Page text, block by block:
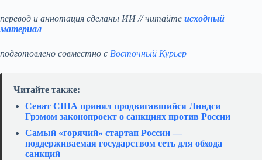
перевод и аннотация сделаны ИИ // читайте исходный
материал
подготовлено совместно с Восточный Курьер
Читайте также:
Сенат США принял продвигавшийся Линдси
Грэмом законопроект о санкциях против России
Самый «горячий» стартап России —
поддерживаемая государством сеть для обхода
санкций